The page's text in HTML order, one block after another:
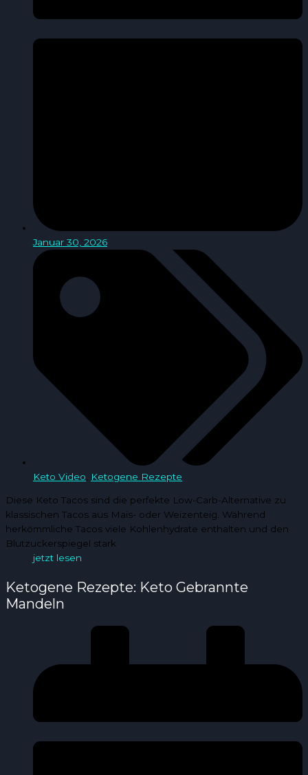
Januar 30, 2026
Keto Video Ketogene Rezepte
Diese Keto Tacos sind die perfekte Low-Carb-Alternative zu
klassischen Tacos aus Mais- oder Weizenteig. Während
herkömmliche Tacos viele Kohlenhydrate enthalten und den
Blutzuckerspiegel stark
jetzt lesen
Ketogene Rezepte: Keto Gebrannte
Mandeln